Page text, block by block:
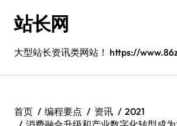
站长网
大型站长资讯类网站！ https://
首页 编程要点 资讯
2021